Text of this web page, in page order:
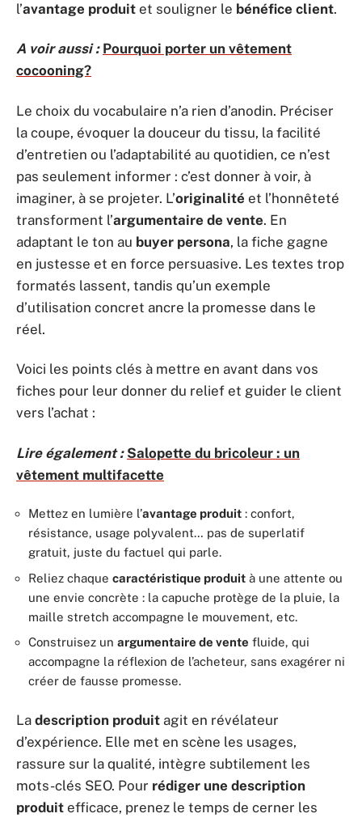
l’avantage produit et souligner le bénéfice client.
A voir aussi : Pourquoi porter un vêtement
cocooning?
Le choix du vocabulaire n’a rien d’anodin. Préciser
la coupe, évoquer la douceur du tissu, la facilité
d’entretien ou l’adaptabilité au quotidien, ce n’est
pas seulement informer : c’est donner à voir, à
imaginer, à se projeter. L’originalité et l’honnêteté
transforment l’argumentaire de vente. En
adaptant le ton au buyer persona, la fiche gagne
en justesse et en force persuasive. Les textes trop
formatés lassent, tandis qu’un exemple
d’utilisation concret ancre la promesse dans le
réel.
Voici les points clés à mettre en avant dans vos
fiches pour leur donner du relief et guider le client
vers l’achat :
Lire également : Salopette du bricoleur : un
vêtement multifacette
Mettez en lumière l’avantage produit : confort,
résistance, usage polyvalent… pas de superlatif
gratuit, juste du factuel qui parle.
Reliez chaque caractéristique produit à une attente ou
une envie concrète : la capuche protège de la pluie, la
maille stretch accompagne le mouvement, etc.
Construisez un argumentaire de vente fluide, qui
accompagne la réflexion de l’acheteur, sans exagérer ni
créer de fausse promesse.
La description produit agit en révélateur
d’expérience. Elle met en scène les usages,
rassure sur la qualité, intègre subtilement les
mots-clés SEO. Pour rédiger une description
produit efficace, prenez le temps de cerner les